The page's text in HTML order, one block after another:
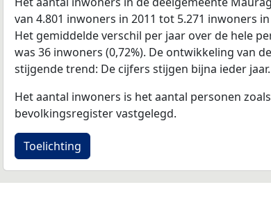
van 4.801 inwoners in 2011 tot 5.271 inwoners
Het gemiddelde verschil per jaar over de hele
was 36 inwoners (0,72%). De ontwikkeling van
stijgende trend: De cijfers stijgen bijna ieder jaar.
Het aantal inwoners is het aantal personen
bevolkingsregister vastgelegd.
Toelichting